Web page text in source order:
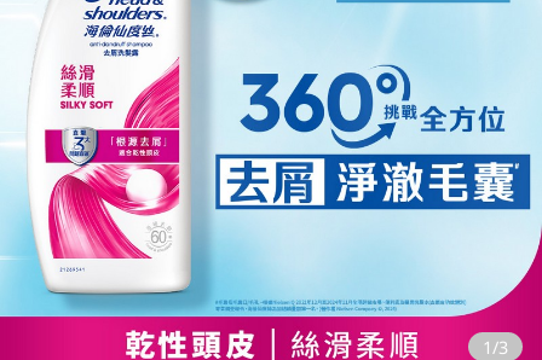
1/3